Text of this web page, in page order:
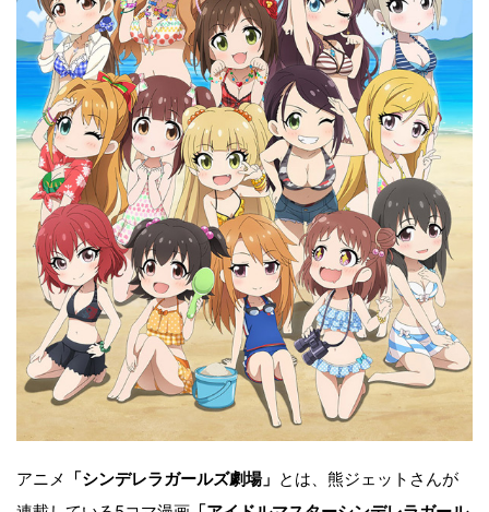
アニメ 「シンデレラガールズ劇場」 とは、熊ジェットさんが